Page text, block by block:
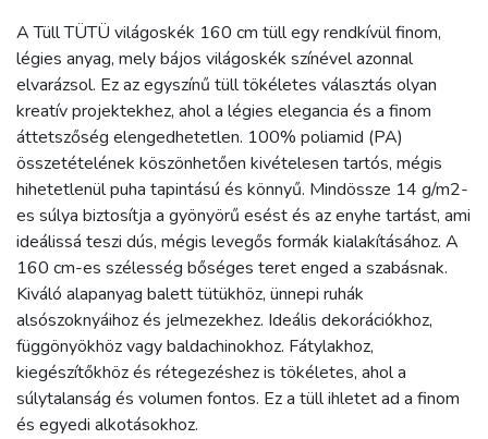
A Tüll TÜTÜ világoskék 160 cm tüll egy rendkívül finom,
légies anyag, mely bájos világoskék színével azonnal
elvarázsol. Ez az egyszínű tüll tökéletes választás olyan
kreatív projektekhez, ahol a légies elegancia és a finom
áttetszőség elengedhetetlen. 100% poliamid (PA)
összetételének köszönhetően kivételesen tartós, mégis
hihetetlenül puha tapintású és könnyű. Mindössze 14 g/m2-
es súlya biztosítja a gyönyörű esést és az enyhe tartást, ami
ideálissá teszi dús, mégis levegős formák kialakításához. A
160 cm-es szélesség bőséges teret enged a szabásnak.
Kiváló alapanyag balett tütükhöz, ünnepi ruhák
alsószoknyáihoz és jelmezekhez. Ideális dekorációkhoz,
függönyökhöz vagy baldachinokhoz. Fátylakhoz,
kiegészítőkhöz és rétegezéshez is tökéletes, ahol a
súlytalanság és volumen fontos. Ez a tüll ihletet ad a finom
és egyedi alkotásokhoz.